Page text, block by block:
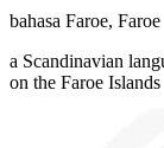
bahasa Faroe, Faroe
a Scandinavian
on the Faroe Islands